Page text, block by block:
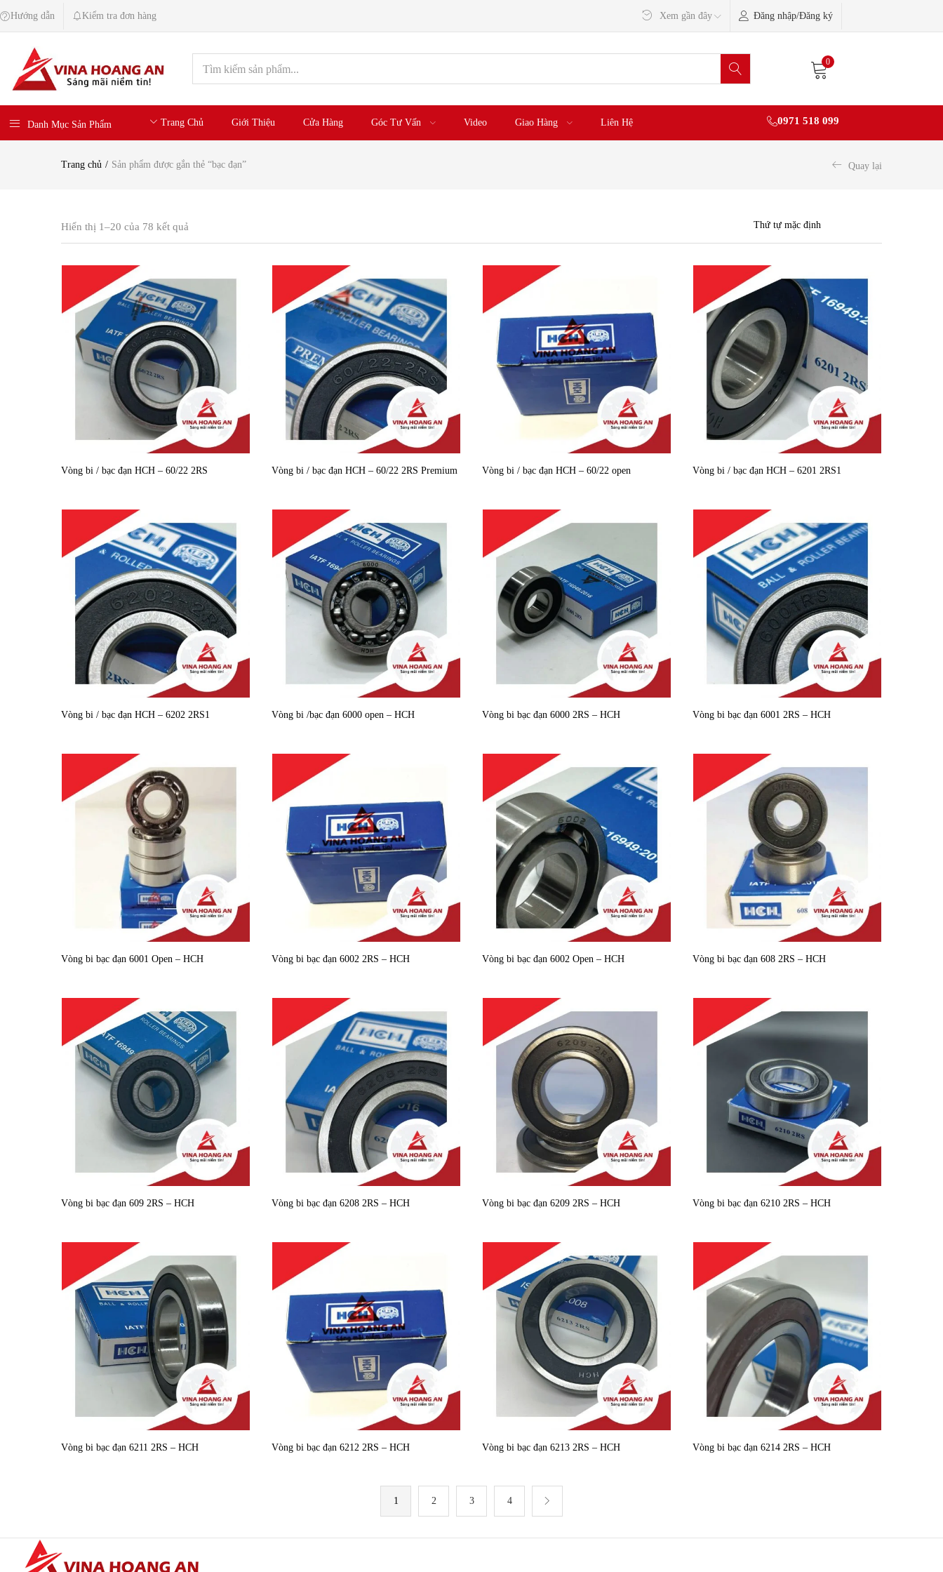
Hướng dẫn Kiểm tra đơn hàng Xem gần đây Đăng nhập/Đăng ký
0
Danh Mục Sản Phẩm Trang Chủ Giới Thiệu Cửa Hàng Góc Tư Vấn Video Giao Hàng Liên Hệ 0971 518 099
Trang chủ Sản phẩm được gắn thẻ “bạc đạn” Quay lại
Hiển thị 1–20 của 78 kết quả
Vòng bi / bạc đạn HCH – 60/22 2RS Vòng bi / bạc đạn HCH – 60/22 2RS Premium Vòng bi / bạc đạn HCH – 60/22 open Vòng bi / bạc đạn HCH – 6201 2RS1
Vòng bi / bạc đạn HCH – 6202 2RS1 Vòng bi /bạc đạn 6000 open – HCH Vòng bi bạc đạn 6000 2RS – HCH Vòng bi bạc đạn 6001 2RS – HCH
Vòng bi bạc đạn 6001 Open – HCH Vòng bi bạc đạn 6002 2RS – HCH Vòng bi bạc đạn 6002 Open – HCH Vòng bi bạc đạn 608 2RS – HCH
Vòng bi bạc đạn 609 2RS – HCH Vòng bi bạc đạn 6208 2RS – HCH Vòng bi bạc đạn 6209 2RS – HCH Vòng bi bạc đạn 6210 2RS – HCH
Vòng bi bạc đạn 6211 2RS – HCH Vòng bi bạc đạn 6212 2RS – HCH Vòng bi bạc đạn 6213 2RS – HCH Vòng bi bạc đạn 6214 2RS – HCH
1 2 3 4